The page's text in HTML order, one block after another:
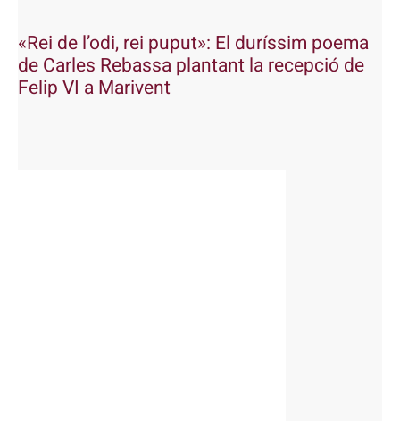
«Rei de l’odi, rei puput»: El duríssim poema
de Carles Rebassa plantant la recepció de
Felip VI a Marivent